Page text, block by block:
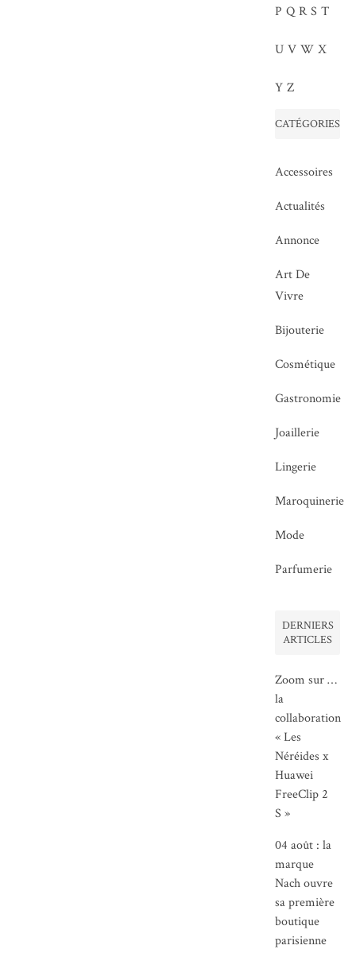
P Q R S T
U V W X
Y Z
CATÉGORIES
Accessoires
Actualités
Annonce
Art De
Vivre
Bijouterie
Cosmétique
Gastronomie
Joaillerie
Lingerie
Maroquinerie
Mode
Parfumerie
DERNIERS
ARTICLES
Zoom sur …
la
collaboration
« Les
Néréides x
Huawei
FreeClip 2
S »
04 août : la
marque
Nach ouvre
sa première
boutique
parisienne